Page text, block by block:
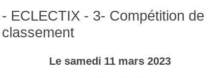
- ECLECTIX - 3- Compétition de
classement
Le samedi 11 mars 2023